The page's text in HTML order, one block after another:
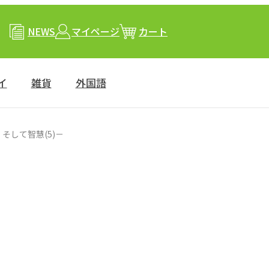
NEWS マイページ カート
雑貨 外国語
して智慧(5)－